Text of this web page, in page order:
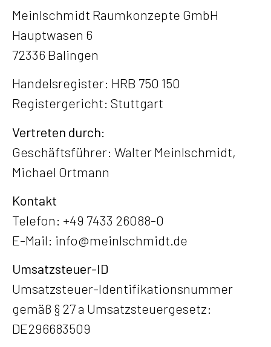
Meinlschmidt Raumkonzepte GmbH
Hauptwasen 6
72336 Balingen
Handelsregister: HRB 750 150
Registergericht: Stuttgart
Vertreten durch:
Geschäftsführer: Walter Meinlschmidt,
Michael Ortmann
Kontakt
Telefon: +49 7433 26088-0
E-Mail: info@meinlschmidt.de
Umsatzsteuer-ID
Umsatzsteuer-Identifikationsnummer
gemäß § 27 a Umsatzsteuergesetz:
DE296683509